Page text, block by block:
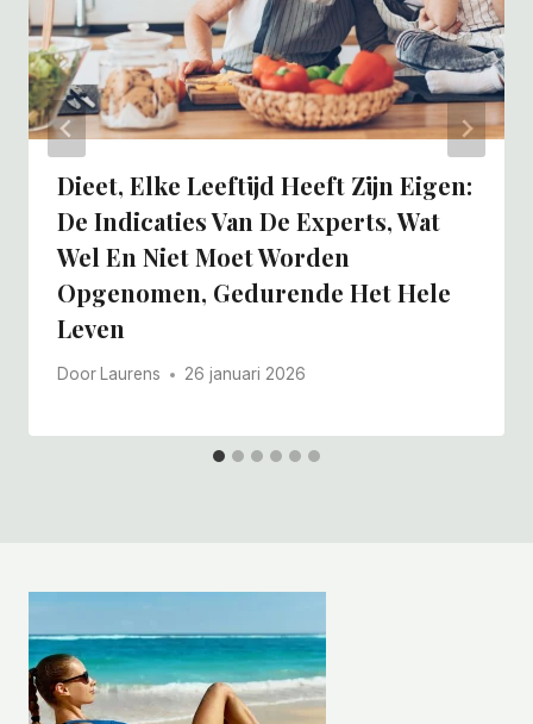
Dieet, Elke Leeftijd Heeft Zijn Eigen:
De Indicaties Van De Experts, Wat
Wel En Niet Moet Worden
Opgenomen, Gedurende Het Hele
Leven
Door Laurens 26 januari 2026